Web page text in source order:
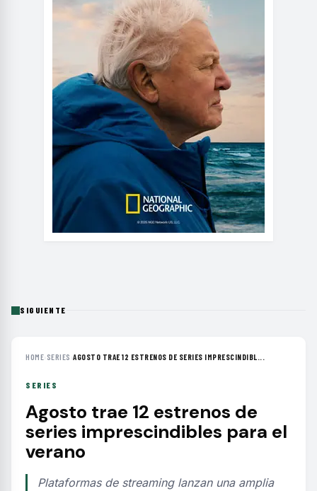
SIGUIENTE
HOME› SERIES ›AGOSTO TRAE 12 ESTRENOS DE SERIES IMPRESCINDIBL...
SERIES
Agosto trae 12 estrenos de
series imprescindibles para el
verano
Plataformas de streaming lanzan una amplia